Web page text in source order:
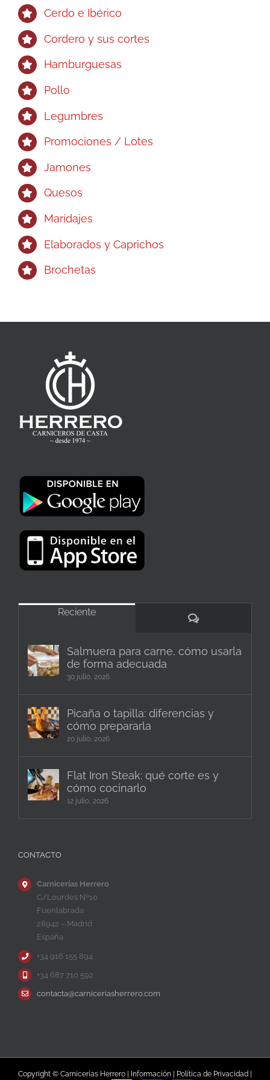
en
la
página
de
producto
Cerdo e Ibérico
Cordero y sus cortes
Hamburguesas
Pollo
Legumbres
Promociones / Lotes
Jamones
Quesos
Maridajes
Elaborados y Caprichos
Brochetas
Reciente
Comentarios
Salmuera para carne, cómo usarla
de forma adecuada
30 julio, 2026
Picaña o tapilla: diferencias y
cómo prepararla
20 julio, 2026
Flat Iron Steak: qué corte es y
cómo cocinarlo
12 julio, 2026
CONTACTO
Carnicerías Herrero
C/Lourdes Nº10
Fuenlabrada
28942 – Madrid
España
+34 916 155 894
+34 687 710 592
contacta@carniceriasherrero.com
Copyright © Carnicerías Herrero | Información Política de Privacidad